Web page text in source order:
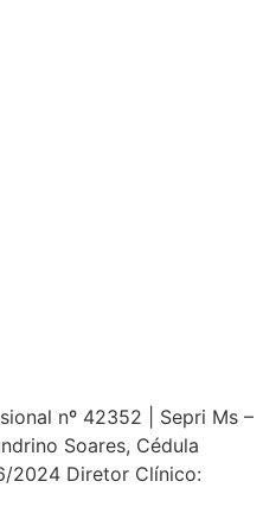
nº 42352 | Sepri Ms –
Soares, Cédula
2024 Diretor Clínico: